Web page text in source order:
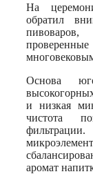
На
обратил
Основа
и низкая
чистота
аромат